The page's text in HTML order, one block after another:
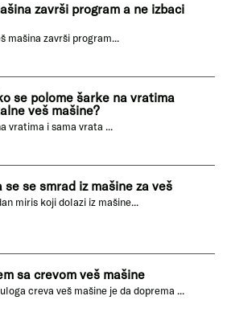
završi program a ne izbaci
mašina završi program...
se polome šarke na vratima
veš mašine?
vratima i sama vrata ...
se se smrad iz mašine za veš
miris koji dolazi iz mašine...
sa crevom veš mašine
creva veš mašine je da doprema ...